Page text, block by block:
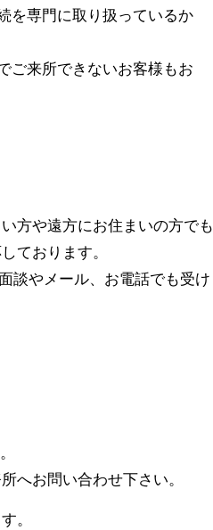
を専門に取り扱っているか
ご来所できないお客様もお
方や遠方にお住まいの方でも
ております。
談やメール、お電話でも受け
へお問い合わせ下さい。
。